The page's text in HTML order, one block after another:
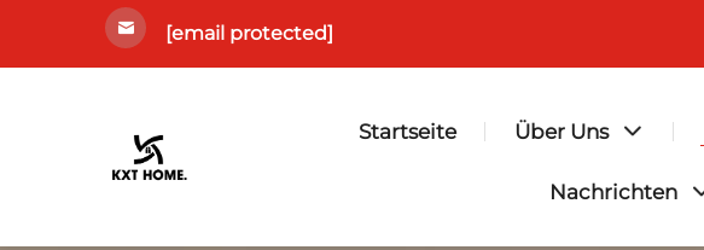
[email protected]
Startseite Über Uns
Nachrichten